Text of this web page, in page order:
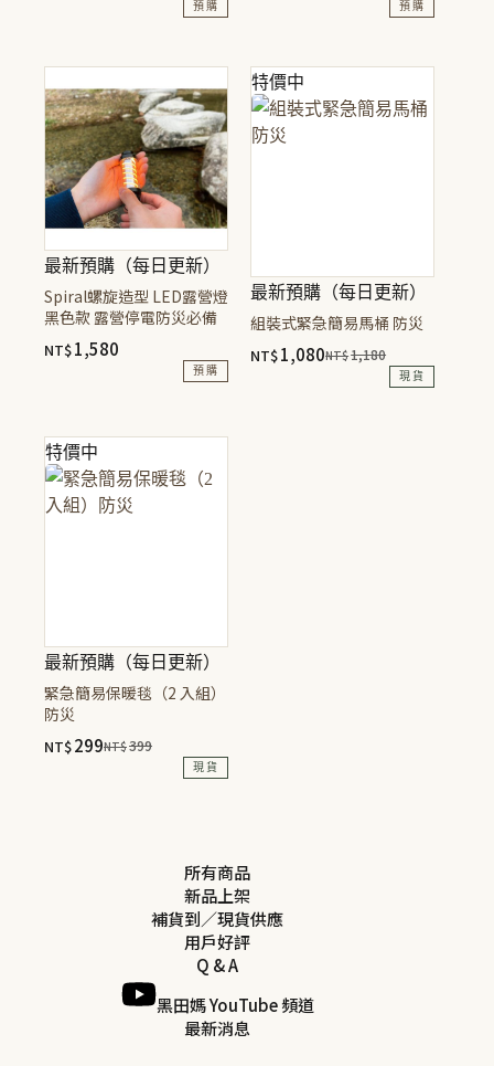
格：
NT$6,890。
格：
NT$5,999。
預購
產
品
有
多
種
款
式。
可
在
產
品
頁
擇
選
格：
格：
預購
產
品
多
在
產
品
頁
最新預購（每日更新）
Spiral螺旋造型 LED露營燈
黑色款 露營停電防災必備
NT$1,580
預購
品
有
多
在
產
品
頁
面
特價中
最新預購（每日更新）
組裝式緊急簡易馬桶 防災
NT$1,180
原
NT$1,080目
現貨
特價中
最新預購（每日更新）
緊急簡易保暖毯（2 入組）
防災
NT$399
原
NT$299目
現貨
所有商品
新品上架
補貨到／現貨供應
用戶好評
Q & A
黑田媽 YouTube 頻道
最新消息